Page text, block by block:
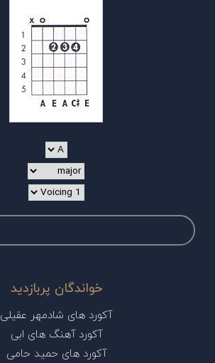
خواندگان پربازدید
آکورد های شادمهر عقیلی
آکورد آهنگ های ابی
آکورد های حمید حامی